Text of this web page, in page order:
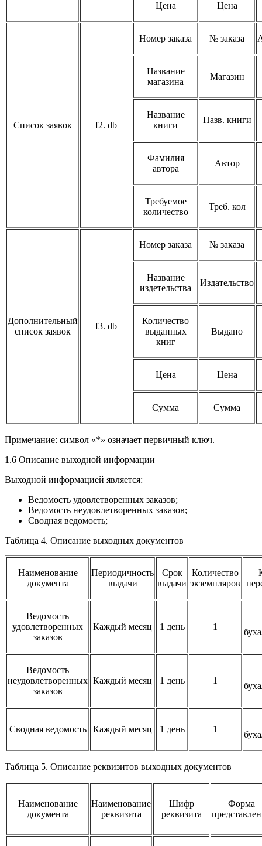
Цена Цена
Список заявок f2. db
Номер заказа № заказа
Название
магазина
Магазин
Название
книги
Назв. книги
Фамилия
автора
Автор
Требуемое
количество
Треб. кол
Дополнительный
список заявок
f3. db
Номер заказа № заказа
Название
издетельства
Издательство
Количество
выданных
книг
Выдано
Цена Цена
Сумма Сумма
Примечание: символ «*» означает первичный ключ.
1.6 Описание выходной информации
Выходной информацией является:
Ведомость удовлетворенных заказов;
Ведомость неудовлетворенных заказов;
Сводная ведомость;
Таблица 4. Описание выходных документов
Наименование
документа
Периодичность
выдачи
Срок
выдачи
Количество
экземпляров
Ведомость
удовлетворенных
заказов
Каждый месяц 1 день 1
Ведомость
неудовлетворенных
заказов
Каждый месяц 1 день 1
Сводная ведомость Каждый месяц 1 день 1
Таблица 5. Описание реквизитов выходных документов
Наименование
документа
Наименование
реквизита
Шифр
реквизита
Форма